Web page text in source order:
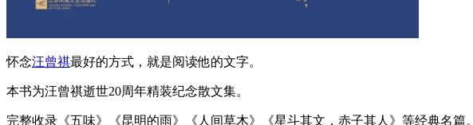
怀念汪曾祺最好的方式，就是阅读他的文字。
本书为汪曾祺逝世20周年精装纪念散文集。
完整收录《五味》《昆明的雨》《人间草木》《星斗其文，赤子其人》等经典名篇。